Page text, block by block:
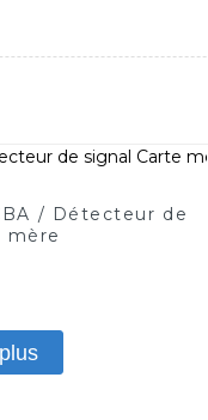
/ Détecteur de
mère